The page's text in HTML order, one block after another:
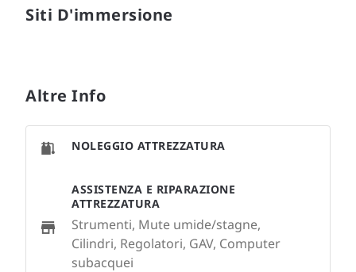
Siti D'immersione
Altre Info
NOLEGGIO ATTREZZATURA
ASSISTENZA E RIPARAZIONE
ATTREZZATURA
Strumenti, Mute umide/stagne,
Cilindri, Regolatori, GAV, Computer
subacquei